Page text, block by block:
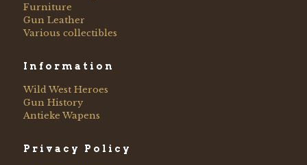
Furniture
Gun Leather
Various collectibles
Information
Wild West Heroes
Gun History
Antieke Wapens
Privacy Policy